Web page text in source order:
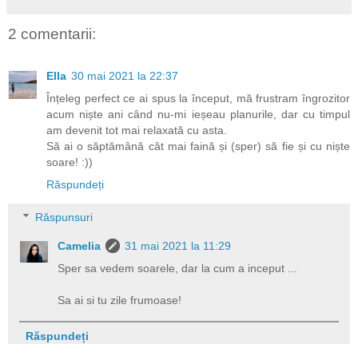
2 comentarii:
Ella 30 mai 2021 la 22:37
Înțeleg perfect ce ai spus la început, mă frustram îngrozitor
acum niște ani când nu-mi ieșeau planurile, dar cu timpul
am devenit tot mai relaxată cu asta.
Să ai o săptămână cât mai faină și (sper) să fie și cu niște
soare! :))
Răspundeți
Răspunsuri
Camelia
31 mai 2021 la 11:29
Sper sa vedem soarele, dar la cum a inceput ...
Sa ai si tu zile frumoase!
Răspundeți